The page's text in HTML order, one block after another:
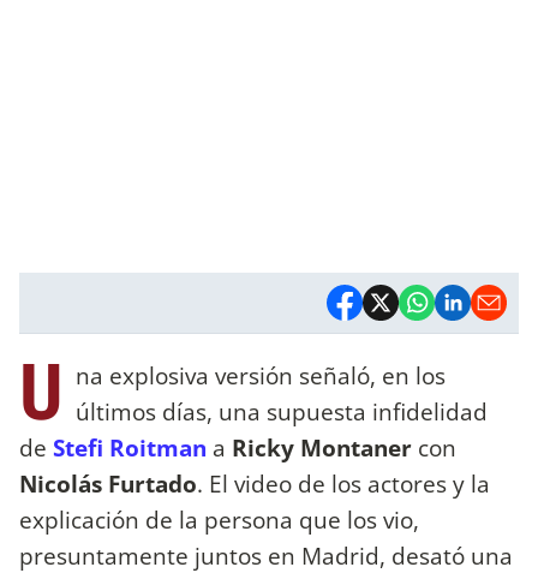
U na explosiva versión señaló, en los
últimos días, una supuesta infidelidad
de Stefi Roitman a Ricky Montaner con
Nicolás Furtado. El video de los actores y la
explicación de la persona que los vio,
presuntamente juntos en Madrid, desató una